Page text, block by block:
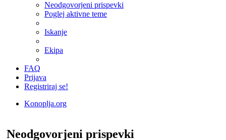
Neodgovorjeni prispevki
Poglej aktivne teme
Iskanje
Ekipa
FAQ
Prijava
Registriraj se!
Konoplja.org
Neodgovorjeni prispevki